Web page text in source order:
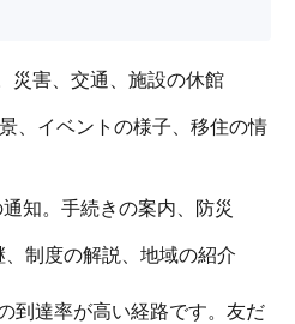
災害、交通、施設の休館
、イベントの様子、移住の情
知。手続きの案内、防災
、制度の解説、地域の紹介
到達率が高い経路です。友だ